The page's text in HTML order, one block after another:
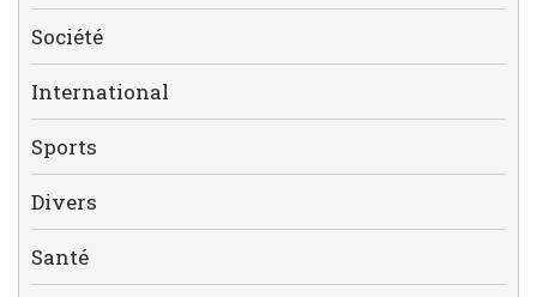
Société
International
Sports
Divers
Santé